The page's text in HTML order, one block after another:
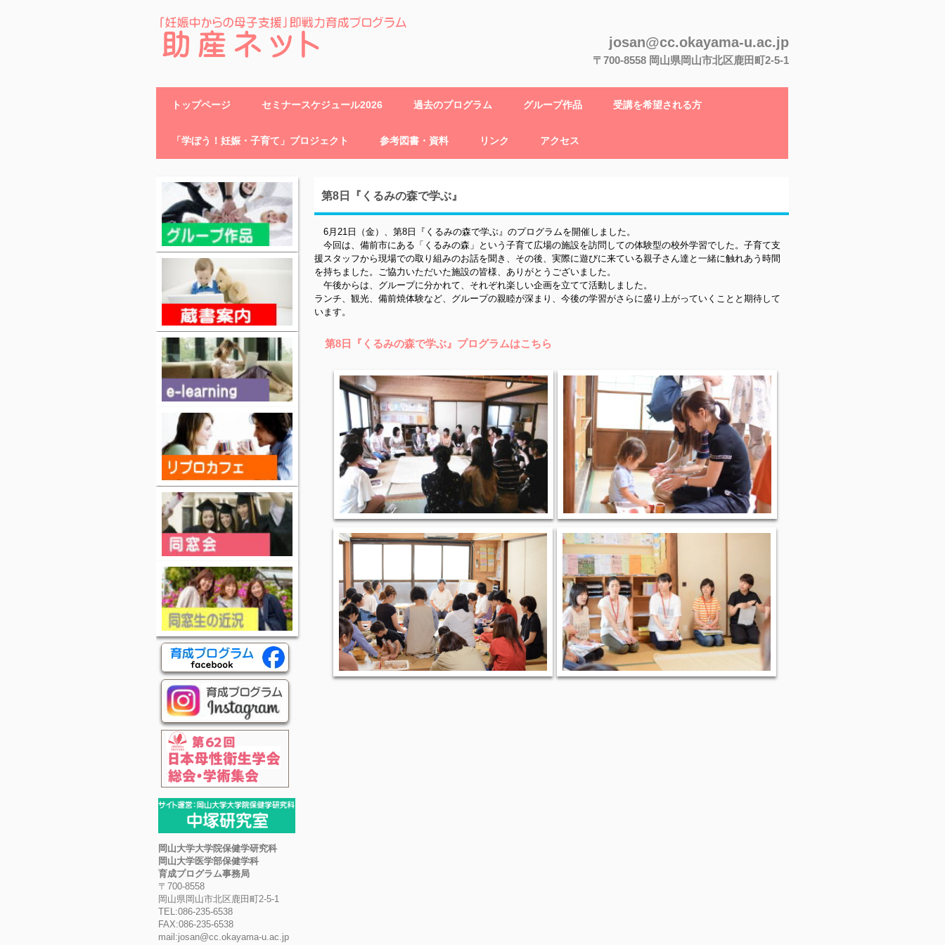
josan@cc.okayama-u.ac.jp
〒700-8558 岡山県岡山市北区鹿田町2-5-1
トップページ セミナースケジュール2026 過去のプログラム グループ作品 受講を希望される方
「学ぼう！妊娠・子育て」プロジェクト 参考図書・資料 リンク アクセス
第8日『くるみの森で学ぶ』
6月21日（金）、第8日『くるみの森で学ぶ』のプログラムを開催しました。
今回は、備前市にある「くるみの森」という子育て広場の施設を訪問しての体験型の校外学習でした。子育て支
援スタッフから現場での取り組みのお話を聞き、その後、実際に遊びに来ている親子さん達と一緒に触れあう時間
を持ちました。ご協力いただいた施設の皆様、ありがとうございました。
午後からは、グループに分かれて、それぞれ楽しい企画を立てて活動しました。
ランチ、観光、備前焼体験など、グループの親睦が深まり、今後の学習がさらに盛り上がっていくことと期待して
います。
第8日『くるみの森で学ぶ』プログラムはこちら
岡山大学大学院保健学研究科
岡山大学医学部保健学科
育成プログラム事務局
〒700-8558
岡山県岡山市北区鹿田町2-5-1
TEL:086-235-6538
FAX:086-235-6538
mail:josan@cc.okayama-u.ac.jp